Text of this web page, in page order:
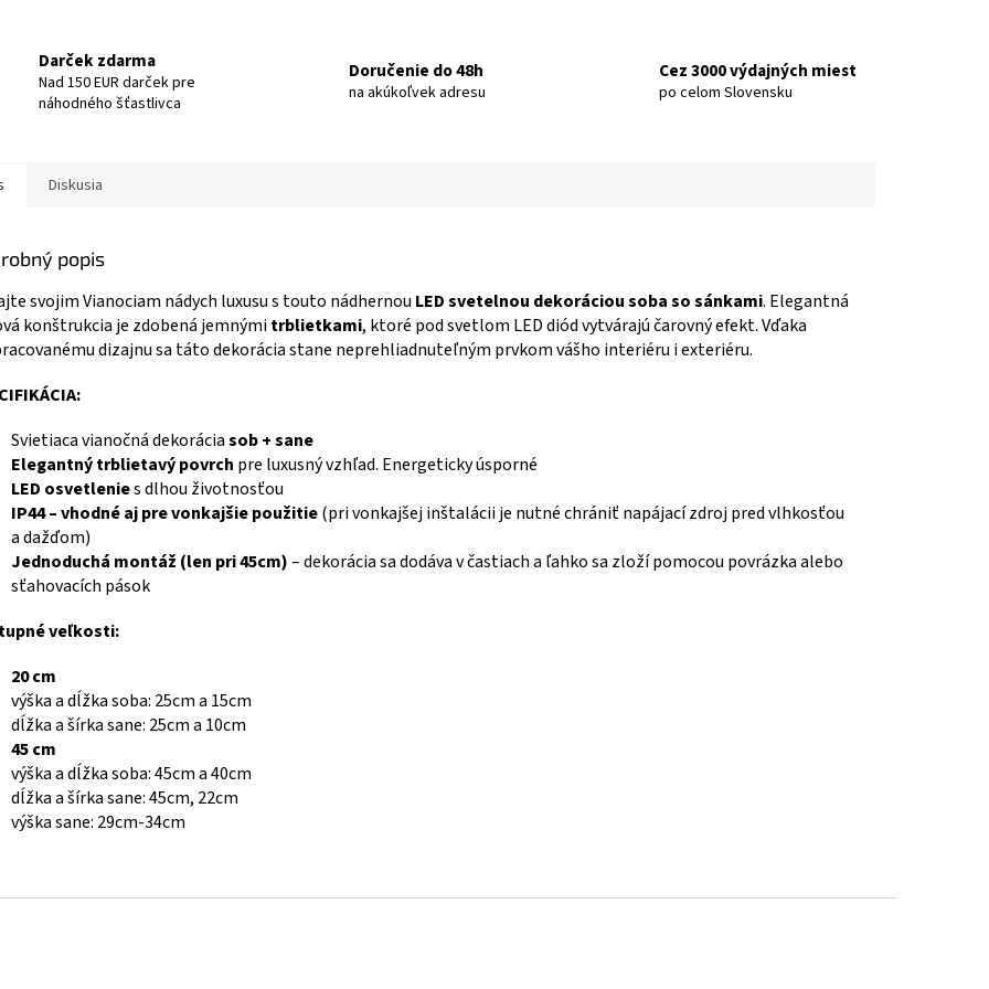
Darček zdarma
Nad 150 EUR darček pre
náhodného šťastlivca
Doručenie do 48h
na akúkoľvek adresu
Cez 3000 výdajných miest
po celom Slovensku
Diskusia
popis
svojim Vianociam nádych luxusu s touto nádhernou LED svetelnou dekoráciou soba so sánkami. Elegantná
konštrukcia je zdobená jemnýmitrblietkami, ktoré pod svetlom LED diód vytvárajú čarovný efekt. Vďaka
dizajnu sa táto dekorácia stane neprehliadnuteľným prvkom vášho interiéru i exteriéru.
Svietiaca vianočná dekoráciasob + sane
Elegantný trblietavý povrch pre luxusný vzhľad. Energeticky úsporné
LED osvetlenies dlhou životnosťou
IP44 – vhodné aj pre vonkajšie použitie(pri vonkajšej inštalácii je nutné chrániť napájací zdroj pred vlhkosťou
a dažďom)
Jednoduchá montáž (len pri 45cm)– dekorácia sa dodáva v častiach a ľahko sa zloží pomocou povrázka alebo
sťahovacích pások
veľkosti:
20 cm
výška a dĺžka soba: 25cm a 15cm
dĺžka a šírka sane: 25cm a 10cm
45 cm
výška a dĺžka soba: 45cm a 40cm
dĺžka a šírka sane: 45cm, 22cm
výška sane: 29cm-34cm